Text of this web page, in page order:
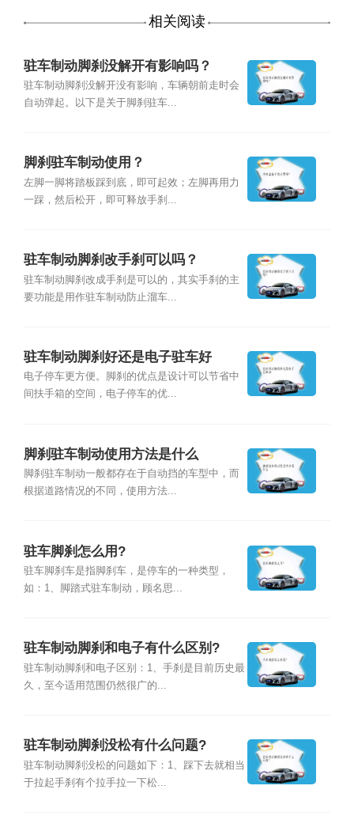
相关阅读
驻车制动脚刹没解开有影响吗？
驻车制动脚刹没解开没有影响，车辆朝前走时会
自动弹起。以下是关于脚刹驻车...
脚刹驻车制动使用？
左脚一脚将踏板踩到底，即可起效；左脚再用力
一踩，然后松开，即可释放手刹...
驻车制动脚刹改手刹可以吗？
驻车制动脚刹改成手刹是可以的，其实手刹的主
要功能是用作驻车制动防止溜车...
驻车制动脚刹好还是电子驻车好
电子停车更方便。脚刹的优点是设计可以节省中
间扶手箱的空间，电子停车的优...
脚刹驻车制动使用方法是什么
脚刹驻车制动一般都存在于自动挡的车型中，而
根据道路情况的不同，使用方法...
驻车脚刹怎么用?
驻车脚刹车是指脚刹车，是停车的一种类型，
如：1、脚踏式驻车制动，顾名思...
驻车制动脚刹和电子有什么区别?
驻车制动脚刹和电子区别：1、手刹是目前历史最
久，至今适用范围仍然很广的...
驻车制动脚刹没松有什么问题?
驻车制动脚刹没松的问题如下：1、踩下去就相当
于拉起手刹有个拉手拉一下松...